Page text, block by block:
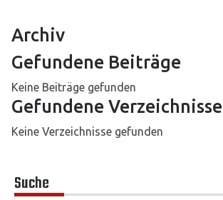
Archiv
Gefundene Beiträge
Keine Beiträge gefunden
Gefundene Verzeichnisse
Keine Verzeichnisse gefunden
Suche